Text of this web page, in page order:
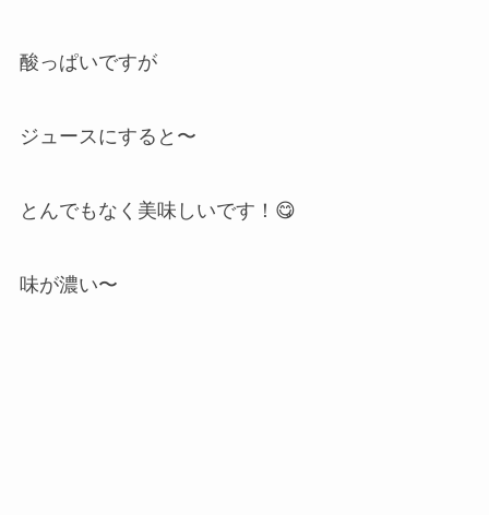
酸っぱいですが
ジュースにすると〜
とんでもなく美味しいです！😋
味が濃い〜